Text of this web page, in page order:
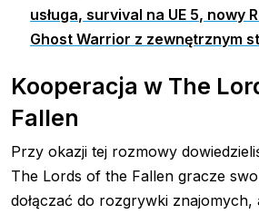
usługa, survival na UE 5, nowy
Ghost Warrior z zewnętrznym
Kooperacja w The
Fallen
Przy okazji tej rozmowy
The Lords of the Fallen gracze
dołączać do rozgrywki